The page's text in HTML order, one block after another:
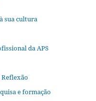
sua cultura
da APS
Reflexão
e formação